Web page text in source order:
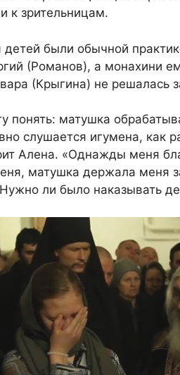
к зрительницам.
детей были обычной
(Романов), а монахини
(Крыгина) не решалась
понять: матушка
слушается игумена, как
Алена. «Однажды меня
матушка держала меня
ли было наказывать